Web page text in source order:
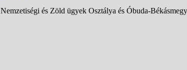
és Zöld ügyek Osztálya és Óbuda-